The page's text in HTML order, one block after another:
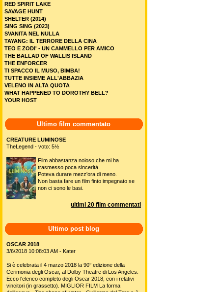
RED SPIRIT LAKE
SAVAGE HUNT
SHELTER (2014)
SING SING (2023)
SVANITA NEL NULLA
TAYANG: IL TERRORE DELLA CINA
TEO E ZODI' - UN CAMMELLO PER AMICO
THE BALLAD OF WALLIS ISLAND
THE ENFORCER
TI SPACCO IL MUSO, BIMBA!
TUTTE INSIEME ALL'ABBAZIA
VELENO IN ALTA QUOTA
WHAT HAPPENED TO DOROTHY BELL?
YOUR HOST
Ultimo film commentato
CREATURE LUMINOSE
TheLegend - voto: 5½
Film abbastanza noioso che mi ha
trasmesso poca sincerità.
Poteva durare mezz'ora di meno.
Non basta fare un film finto impegnato se
non ci sono le basi.
ultimi 20 film commentati
Ultimo post blog
OSCAR 2018
3/6/2018 10:08:03 AM - Kater
Si è celebrata il 4 marzo 2018 la 90° edizione della
Cerimonia degli Oscar, al Dolby Theatre di Los Angeles.
Ecco l'elenco completo degli Oscar 2018, con i relativi
vincitori (in grassetto). MIGLIOR FILM La forma